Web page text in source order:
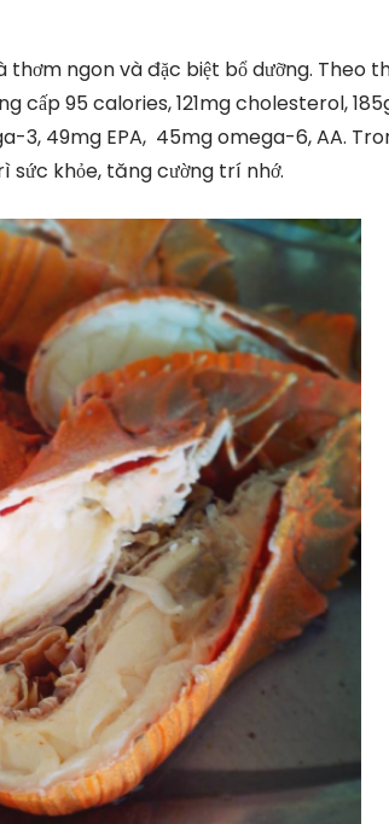
ngon và đặc biệt bổ dưỡng. Theo
cấp 95 calories, 121mg cholesterol,
3, 49mg EPA, 45mg omega-6, AA.
sức khỏe, tăng cường trí nhớ.